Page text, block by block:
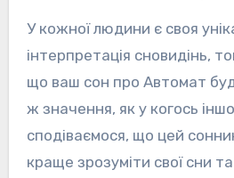
У кожної людини є своя
інтерпретація сновидінь,
що ваш сон про Автомат
ж значення, як у когось
сподіваємося, що цей
краще зрозуміти свої сни